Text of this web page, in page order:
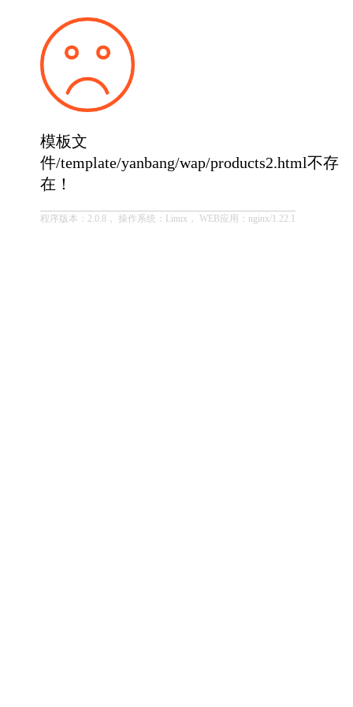
模板文
件/template/yanbang/wap/products2.html不存
在！
程序版本：2.0.8， 操作系统：Linux， WEB应用：nginx/1.22.1